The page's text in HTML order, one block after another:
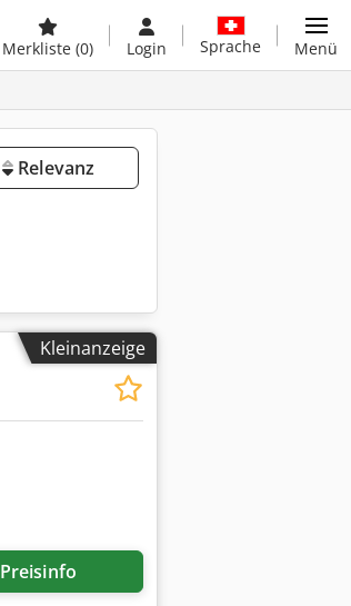
Merkliste (0) Login Sprache Menü
Relevanz
Kleinanzeige
Preisinfo